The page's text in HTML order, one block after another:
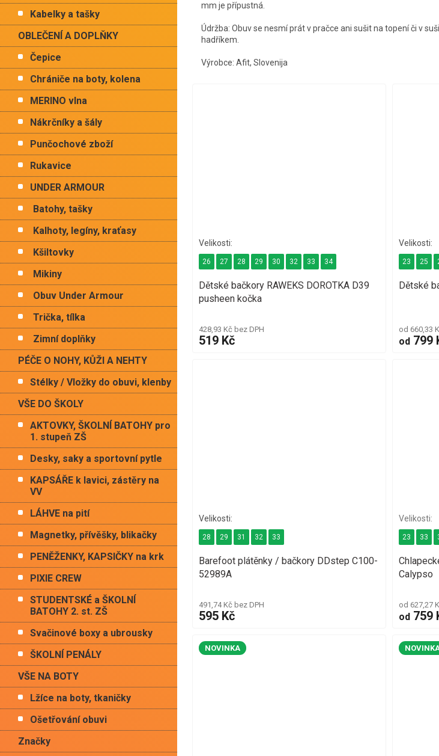
Kabelky a tašky
OBLEČENÍ A DOPLŇKY
Čepice
Chrániče na boty, kolena
MERINO vlna
Nákrčníky a šály
Punčochové zboží
Rukavice
UNDER ARMOUR
Batohy, tašky
Kalhoty, legíny, kraťasy
Kšiltovky
Mikiny
Obuv Under Armour
Trička, tílka
Zimní doplňky
PÉČE O NOHY, KŮŽI A NEHTY
Stélky / Vložky do obuvi, klenby
VŠE DO ŠKOLY
AKTOVKY, ŠKOLNÍ BATOHY pro
1. stupeň ZŠ
Desky, saky a sportovní pytle
KAPSÁŘE k lavici, zástěry na
VV
LÁHVE na pití
Magnetky, přívěšky, blikačky
PENĚŽENKY, KAPSIČKY na krk
PIXIE CREW
STUDENTSKÉ a ŠKOLNÍ
BATOHY 2. st. ZŠ
Svačinové boxy a ubrousky
ŠKOLNÍ PENÁLY
VŠE NA BOTY
Lžíce na boty, tkaničky
Ošetřování obuvi
Značky
mm je přípustná.
Údržba: Obuv se nesmí prát v pračce ani sušit na topení či v
hadříkem.
Výrobce: Afit, Slovenija
Dětské bačkory RAWEKS DOROTKA D39
pusheen kočka
428,93 Kč bez DPH
519 Kč
26 27 28 29 30 32 33 34
Dětské
od 660,33
od799
23 25
Barefoot plátěnky / bačkory DDstep C100-
52989A
491,74 Kč bez DPH
595 Kč
28 29 31 32 33
Calypso
od 627,27
od759
23 33
NOVINKA